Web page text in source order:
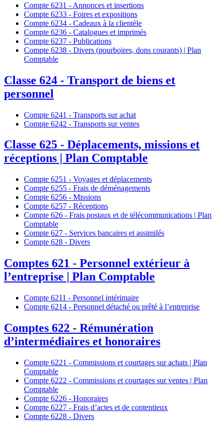
Compte 6231 - Annonces et insertions
Compte 6233 - Foires et expositions
Compte 6234 - Cadeaux à la clientèle
Compte 6236 - Catalogues et imprimés
Compte 6237 - Publications
Compte 6238 - Divers (pourboires, dons courants) | Plan
Comptable
Classe 624 - Transport de biens et
personnel
Compte 6241 - Transports sur achat
Compte 6242 - Transports sur ventes
Classe 625 - Déplacements, missions et
réceptions | Plan Comptable
Compte 6251 - Voyages et déplacements
Compte 6255 - Frais de déménagements
Compte 6256 - Missions
Compte 6257 - Réceptions
Compte 626 - Frais postaux et de télécommunications | Plan
Comptable
Compte 627 - Services bancaires et assimilés
Compte 628 - Divers
Comptes 621 - Personnel extérieur à
l’entreprise | Plan Comptable
Compte 6211 - Personnel intérimaire
Compte 6214 - Personnel détaché ou prêté à l’entreprise
Comptes 622 - Rémunération
d’intermédiaires et honoraires
Compte 6221 - Commissions et courtages sur achats | Plan
Comptable
Compte 6222 - Commissions et courtages sur ventes | Plan
Comptable
Compte 6226 - Honoraires
Compte 6227 - Frais d’actes et de contentieux
Compte 6228 - Divers